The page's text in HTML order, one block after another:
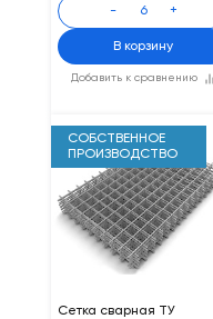
Добавить к сравнению
- +
В корзину
СОБСТВЕННОЕ
ПРОИЗВОДСТВО
Сетка сварная ТУ